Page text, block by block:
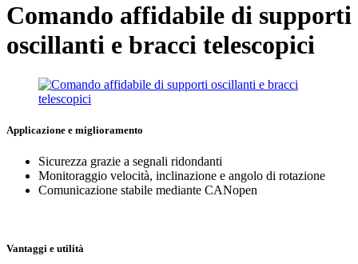
Comando affidabile di supporti
oscillanti e bracci telescopici
Applicazione e miglioramento
Sicurezza grazie a segnali ridondanti
Monitoraggio velocità, inclinazione e angolo di rotazione
Comunicazione stabile mediante CANopen
Vantaggi e utilità